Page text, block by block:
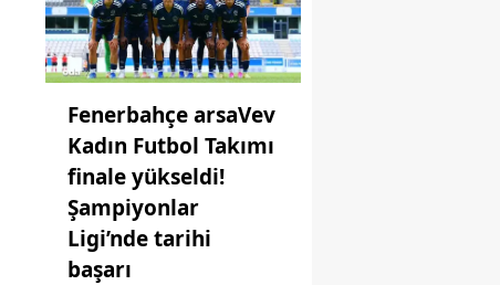
Fenerbahçe arsaVev
Kadın Futbol Takımı
finale yükseldi!
Şampiyonlar
Ligi’nde tarihi
başarı